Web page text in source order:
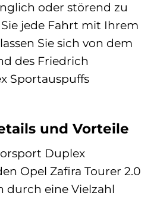
oder störend zu
jede Fahrt mit Ihrem
Sie sich von dem
des Friedrich
Sportauspuffs
und Vorteile
Duplex
Opel Zafira Tourer 2.0
durch eine Vielzahl